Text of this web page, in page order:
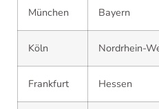
München Bayern
Köln Nordrhein-
Frankfurt Hessen